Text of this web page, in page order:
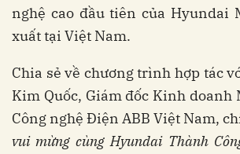
nghệ cao đầu tiên của Hyundai
xuất tại Việt Nam.
Chia sẻ về chương trình hợp tác
Kim Quốc, Giám đốc Kinh doanh
Công nghệ Điện ABB Việt Nam,
vui mừng cùng Hyundai Thành